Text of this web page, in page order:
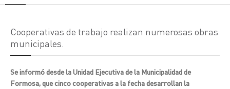
Cooperativas de trabajo realizan numerosas obras
municipales.
Se informó desde la Unidad Ejecutiva de la Municipalidad de
Formosa, que cinco cooperativas a la fecha desarrollan la